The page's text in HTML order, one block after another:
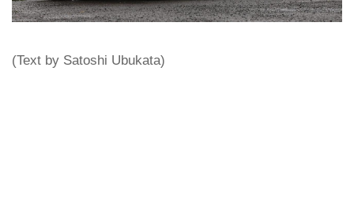
(Text by Satoshi Ubukata)